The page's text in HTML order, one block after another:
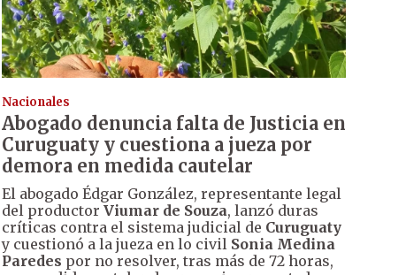
Nacionales
Abogado denuncia falta de Justicia en
Curuguaty y cuestiona a jueza por
demora en medida cautelar
El abogado Édgar González, representante legal
del productor Viumar de Souza, lanzó duras
críticas contra el sistema judicial de Curuguaty
y cuestionó a la jueza en lo civil Sonia Medina
Paredes por no resolver, tras más de 72 horas,